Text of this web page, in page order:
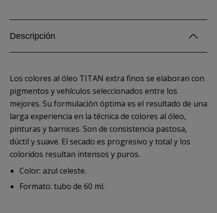
Descripción
Los colores al óleo TITAN extra finos se elaboran con
pigmentos y vehículos seleccionados entre los
mejores. Su formulación óptima es el resultado de una
larga experiencia en la técnica de colores al óleo,
pinturas y barnices. Son de consistencia pastosa,
dúctil y suave. El secado es progresivo y total y los
coloridos resultan intensos y puros.
Color: azul celeste.
Formato: tubo de 60 ml.